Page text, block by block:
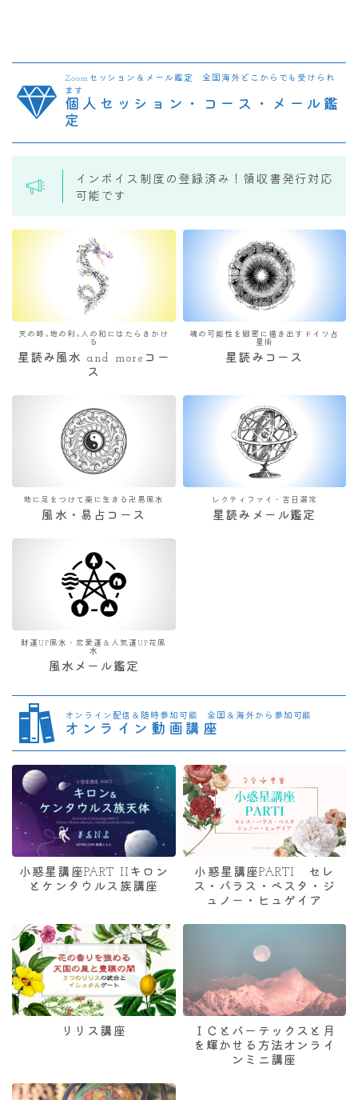
Zoomセッション＆メール鑑定 全国海外どこからでも受けられ
ます
個人セッション・コース・メール鑑
定
インボイス制度の登録済み！領収書発行対応
可能です
天の時×地の利×人の和にはたらきかけ
る
星読み風水 and moreコー
ス
魂の可能性を緻密に描き出すドイツ占
星術
星読みコース
地に足をつけて楽に生きる卍易風水
風水・易占コース
レクティファイ・吉日選定
星読みメール鑑定
財運UP風水・恋愛運＆人気運UP花風
水
風水メール鑑定
オンライン配信＆随時参加可能 全国＆海外から参加可能
オンライン動画講座
小惑星講座PART IIキロン
とケンタウルス族講座
小惑星講座PARTI セレ
ス・パラス・ベスタ・ジ
ュノー・ヒュゲイア
リリス講座
ＩＣとバーテックスと月
を輝かせる方法オンライ
ンミニ講座